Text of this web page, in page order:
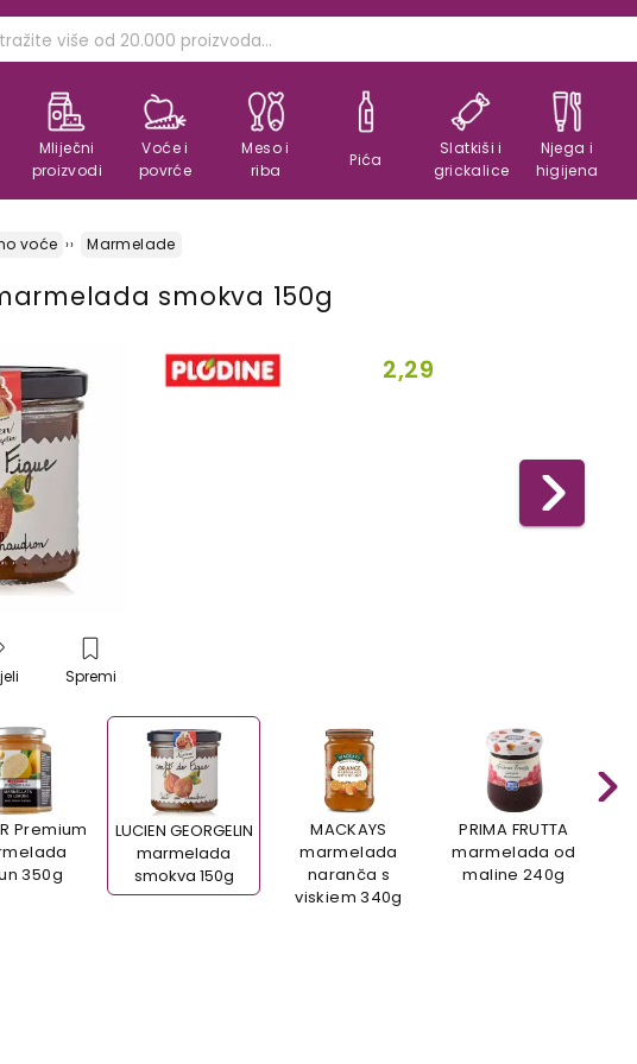
Mliječni
proizvodi
Voće i
povrće
Meso i
riba
Pića
Slatkiši i
grickalice
Njega i
higijena
voće Marmelade
marmelada smokva 150g
Spremi
2,29
Premium
350g
LUCIEN GEORGELIN
marmelada
smokva 150g
MACKAYS
marmelada
naranča s
viskiem 340g
PRIMA FRUTTA
marmelada od
maline 240g